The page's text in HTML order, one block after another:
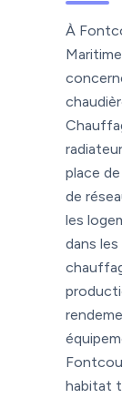
À
place
de
les
dans
habitat